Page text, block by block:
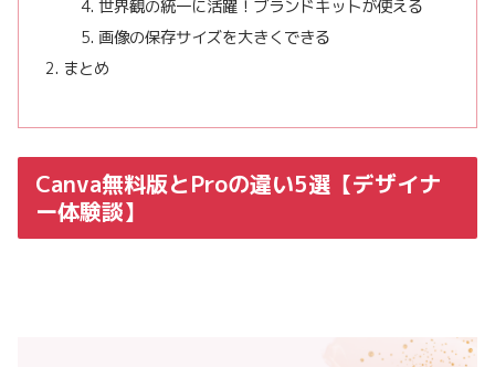
世界観の統一に活躍！ブランドキットが使える
画像の保存サイズを大きくできる
まとめ
Canva無料版とProの違い5選【デザイナ
ー体験談】